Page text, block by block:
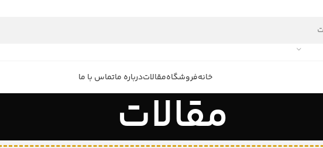
خانهفروشگاهمقالاتدرباره ماتماس با ما
مقالات